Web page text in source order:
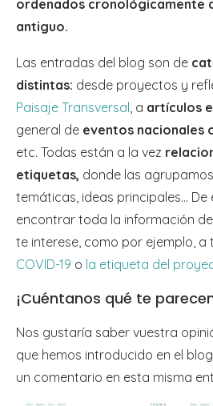
ordenados cronológicamente
antiguo.
Las entradas del blog son de
distintas: desde proyectos y
Paisaje Transversal , a artículos
general de eventos nacionales
etc. Todas están a la vez
etiquetas, donde las
temáticas, ideas principales…
encontrar toda la información
te interese, como por ejemplo, a
COVID-19 o la etiqueta del
¡Cuéntanos qué te
Nos gustaría saber vuestra
que hemos introducido en el
un comentario en esta misma